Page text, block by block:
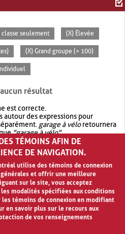
classe seulement (X) Élevée
(X) Grand groupe (> 100)
résultat
est correcte.
autour des expressions pour
garage à véloretournera
"garage à vélo".
avec OR.garage OR vélo
résultat quegarage à vélo
TÉMOINS AFIN DE
DE NAVIGATION.
utilise des témoins de connexion
et offrir une meilleure
sur le site, vous acceptez
modalités spécifiées aux conditions
témoins de connexion en modifiant
en savoir plus sur le recours aux
de vos renseignements